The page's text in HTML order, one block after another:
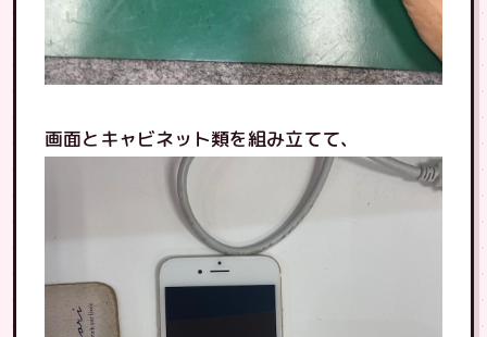
画面とキャビネット類を組み立てて、